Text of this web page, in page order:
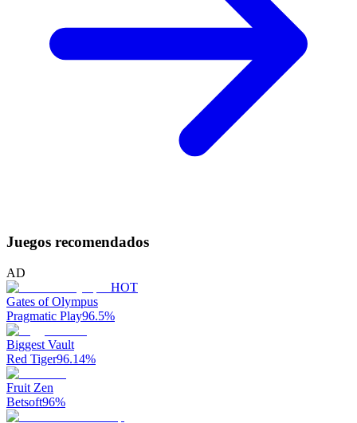
Juegos recomendados
AD
HOT
Gates of Olympus
Pragmatic Play96.5%
Biggest Vault
Red Tiger96.14%
Fruit Zen
Betsoft96%